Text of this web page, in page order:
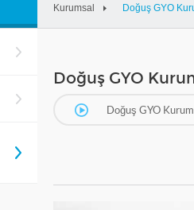
Kurumsal Doğuş GYO
Doğuş GYO
Doğuş GYO